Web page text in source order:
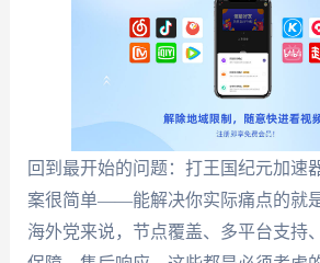
回到最开始的问题：打王国纪元加速
案很简单——能解决你实际痛点的就
海外党来说，节点覆盖、多平台支持